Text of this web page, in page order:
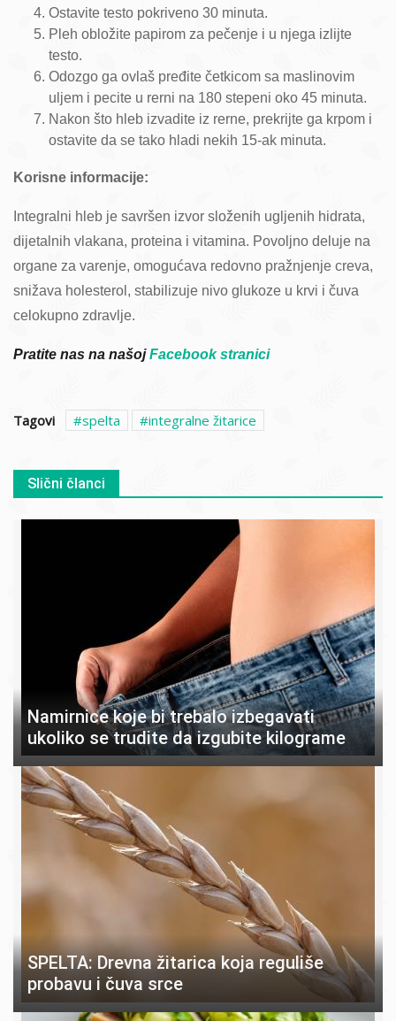
Ostavite testo pokriveno 30 minuta.
Pleh obložite papirom za pečenje i u njega izlijte
testo.
Odozgo ga ovlaš pređite četkicom sa maslinovim
uljem i pecite u rerni na 180 stepeni oko 45 minuta.
Nakon što hleb izvadite iz rerne, prekrijte ga krpom i
ostavite da se tako hladi nekih 15-ak minuta.
Korisne informacije:
Integralni hleb je savršen izvor složenih ugljenih hidrata,
dijetalnih vlakana, proteina i vitamina. Povoljno deluje na
organe za varenje, omogućava redovno pražnjenje creva,
snižava holesterol, stabilizuje nivo glukoze u krvi i čuva
celokupno zdravlje.
Pratite nas na našojFacebook stranici
Tagovi spelta integralne žitarice
Slični članci
Namirnice koje bi trebalo izbegavati
ukoliko se trudite da izgubite kilograme
SPELTA: Drevna žitarica koja reguliše
probavu i čuva srce